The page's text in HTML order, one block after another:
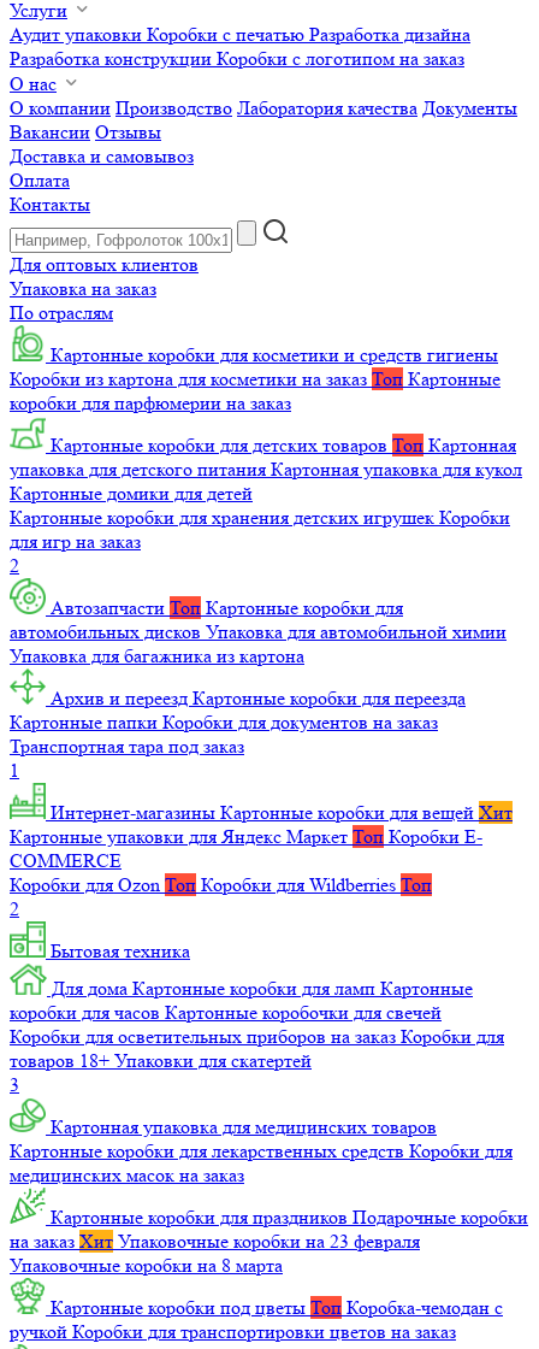
Услуги
Аудит упаковки Коробки с печатью Разработка дизайна
Разработка конструкции Коробки с логотипом на заказ
О нас
О компании Производство Лаборатория качества Документы
Вакансии Отзывы
Доставка и самовывоз
Оплата
Контакты
Для оптовых клиентов
Упаковка на заказ
По отраслям
Картонные коробки для косметики и средств гигиены
Коробки из картона для косметики на заказ Топ Картонные
коробки для парфюмерии на заказ
Картонные коробки для детских товаров Топ Картонная
упаковка для детского питания Картонная упаковка для кукол
Картонные домики для детей
Картонные коробки для хранения детских игрушек Коробки
для игр на заказ
2
Автозапчасти Топ Картонные коробки для
автомобильных дисков Упаковка для автомобильной химии
Упаковка для багажника из картона
Архив и переезд Картонные коробки для переезда
Картонные папки Коробки для документов на заказ
Транспортная тара под заказ
1
Интернет-магазины Картонные коробки для вещей Хит
Картонные упаковки для Яндекс Маркет Топ Коробки E-
COMMERCE
Коробки для Ozon Топ Коробки для Wildberries Топ
2
Бытовая техника
Для дома Картонные коробки для ламп Картонные
коробки для часов Картонные коробочки для свечей
Коробки для осветительных приборов на заказ Коробки для
товаров 18+ Упаковки для скатертей
3
Картонная упаковка для медицинских товаров
Картонные коробки для лекарственных средств Коробки для
медицинских масок на заказ
Картонные коробки для праздников Подарочные коробки
на заказ Хит Упаковочные коробки на 23 февраля
Упаковочные коробки на 8 марта
Картонные коробки под цветы Топ Коробка-чемодан с
ручкой Коробки для транспортировки цветов на заказ